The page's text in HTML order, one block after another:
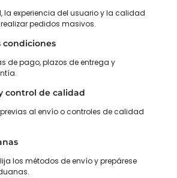
la experiencia del usuario y la calidad
pedidos masivos.
condiciones
de pago, plazos de entrega y
control de calidad
al envío o controles de calidad
los métodos de envío y prepárese